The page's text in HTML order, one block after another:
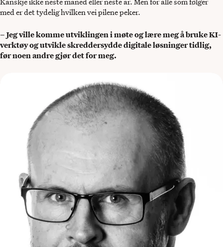
med er det tydelig hvilken vei pilene peker.
– Jeg ville komme utviklingen i møte og lære meg å bruke KI-
verktøy og utvikle skreddersydde digitale løsninger tidlig,
før noen andre gjør det for meg.